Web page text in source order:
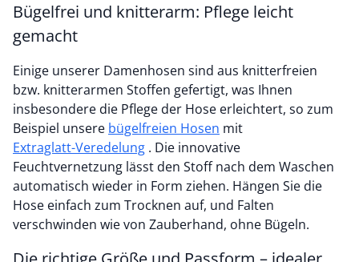
Bügelfrei und knitterarm: Pflege leicht
gemacht
Einige unserer Damenhosen sind aus knitterfreien
bzw. knitterarmen Stoffen gefertigt, was Ihnen
insbesondere die Pflege der Hose erleichtert, so zum
Beispiel unsere bügelfreien Hosen mit
Extraglatt-Veredelung . Die innovative
Feuchtvernetzung lässt den Stoff nach dem Waschen
automatisch wieder in Form ziehen. Hängen Sie die
Hose einfach zum Trocknen auf, und Falten
verschwinden wie von Zauberhand, ohne Bügeln.